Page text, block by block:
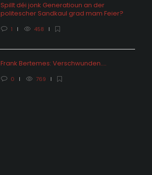
Spillt déi jonk Generatioun an der
politescher Sandkaul grad mam Feier?
1 458
Frank Bertemes: Verschwunden….
0 769